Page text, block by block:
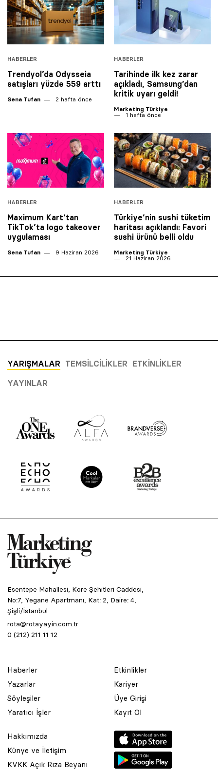
HABERLER
Trendyol’da Odysseia
satışları ‎yüzde 559 arttı
Sena Tufan 2 hafta önce
HABERLER
Tarihinde ilk kez zarar
açıkladı, Samsung’dan
kritik uyarı geldi!
Marketing Türkiye
1 hafta önce
HABERLER
Maximum Kart’tan
TikTok’ta logo takeover
uygulaması
Sena Tufan 9 Haziran 2026
HABERLER
Türkiye’nin sushi tüketim
haritası açıklandı: Favori
sushi ürünü belli oldu
Marketing Türkiye
21 Haziran 2026
YARIŞMALAR TEMSILCILIKLER ETKINLIKLER
YAYINLAR
Esentepe Mahallesi, Kore Şehitleri Caddesi,
No:7, Yegane Apartmanı, Kat: 2, Daire: 4,
Şişli/İstanbul
rota@rotayayin.com.tr
0 (212) 211 11 12
Haberler
Yazarlar
Söyleşiler
Yaratıcı İşler
Etkinlikler
Kariyer
Üye Girişi
Kayıt Ol
Hakkımızda
Künye ve İletişim
KVKK Açık Rıza Beyanı